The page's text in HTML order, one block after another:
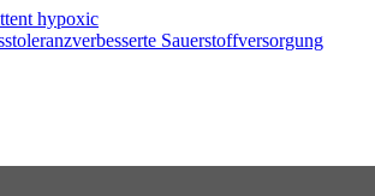
hypoxic
verbesserte Sauerstoffversorgung